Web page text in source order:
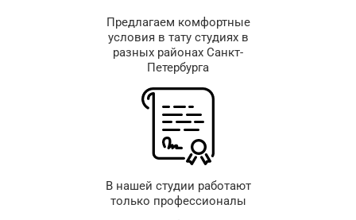
Предлагаем комфортные
условия в тату студиях в
разных районах Санкт-
Петербурга
В нашей студии работают
только профессионалы